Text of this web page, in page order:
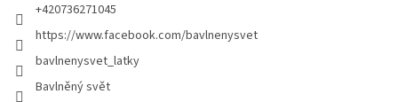
+420736271045
https://www.facebook.com/bavlnenysvet
bavlnenysvet_latky
Bavlněný svět